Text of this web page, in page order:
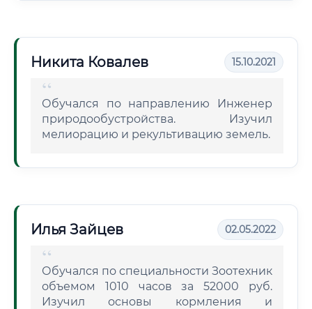
Никита Ковалев 15.10.2021
Обучался по направлению Инженер
природообустройства. Изучил
мелиорацию и рекультивацию земель.
Илья Зайцев 02.05.2022
Обучался по специальности Зоотехник
объемом 1010 часов за 52000 руб.
Изучил основы кормления и